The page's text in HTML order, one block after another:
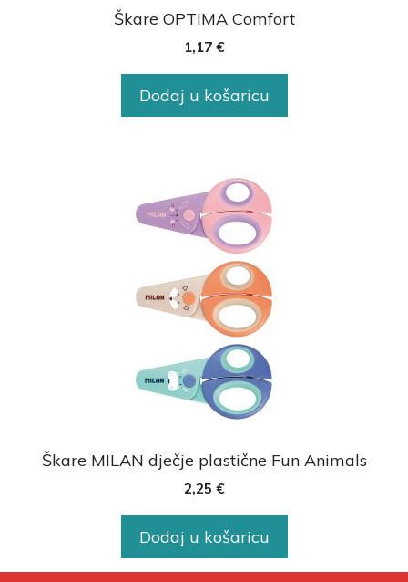
Škare OPTIMA Comfort
1,17 €
Dodaj u košaricu
Škare MILAN dječje plastične Fun Animals
2,25 €
Dodaj u košaricu